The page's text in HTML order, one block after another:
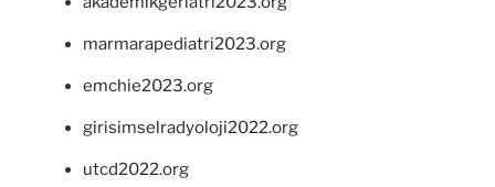
marmarapediatri2023.org
emchie2023.org
girisimselradyoloji2022.org
utcd2022.org